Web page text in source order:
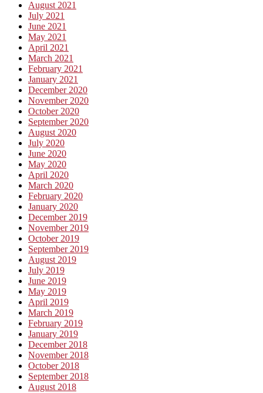
August 2021
July 2021
June 2021
May 2021
April 2021
March 2021
February 2021
January 2021
December 2020
November 2020
October 2020
September 2020
August 2020
July 2020
June 2020
May 2020
April 2020
March 2020
February 2020
January 2020
December 2019
November 2019
October 2019
September 2019
August 2019
July 2019
June 2019
May 2019
April 2019
March 2019
February 2019
January 2019
December 2018
November 2018
October 2018
September 2018
August 2018